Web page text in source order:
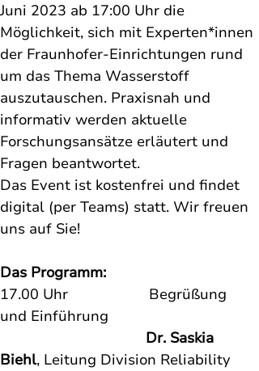
Juni 2023 ab 17:00 Uhr die
Möglichkeit, sich mit Experten*innen
der Fraunhofer-Einrichtungen rund
um das Thema Wasserstoff
auszutauschen. Praxisnah und
informativ werden aktuelle
Forschungsansätze erläutert und
Fragen beantwortet.
Das Event ist kostenfrei und findet
digital (per Teams) statt. Wir freuen
uns auf Sie!
Das Programm:
17.00 Uhr                    Begrüßung
und Einführung
    Dr. Saskia
Biehl, Leitung Division Reliability